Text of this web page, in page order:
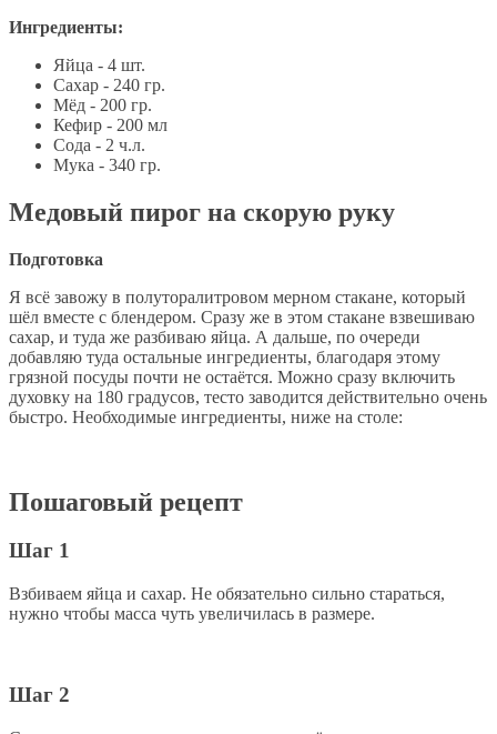
Ингредиенты:
Яйца - 4 шт.
Сахар - 240 гр.
Мёд - 200 гр.
Кефир - 200 мл
Сода - 2 ч.л.
Мука - 340 гр.
Медовый пирог на скорую руку
Подготовка
Я всё завожу в полуторалитровом мерном стакане, который
шёл вместе с блендером. Сразу же в этом стакане взвешиваю
сахар, и туда же разбиваю яйца. А дальше, по очереди
добавляю туда остальные ингредиенты, благодаря этому
грязной посуды почти не остаётся. Можно сразу включить
духовку на 180 градусов, тесто заводится действительно очень
быстро. Необходимые ингредиенты, ниже на столе:
Пошаговый рецепт
Шаг 1
Взбиваем яйца и сахар. Не обязательно сильно стараться,
нужно чтобы масса чуть увеличилась в размере.
Шаг 2